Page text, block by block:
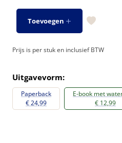
Toevoegen
Prijs is per stuk en inclusief BTW
Uitgavevorm:
Paperback
€ 24,99
E-book met
€ 12,99